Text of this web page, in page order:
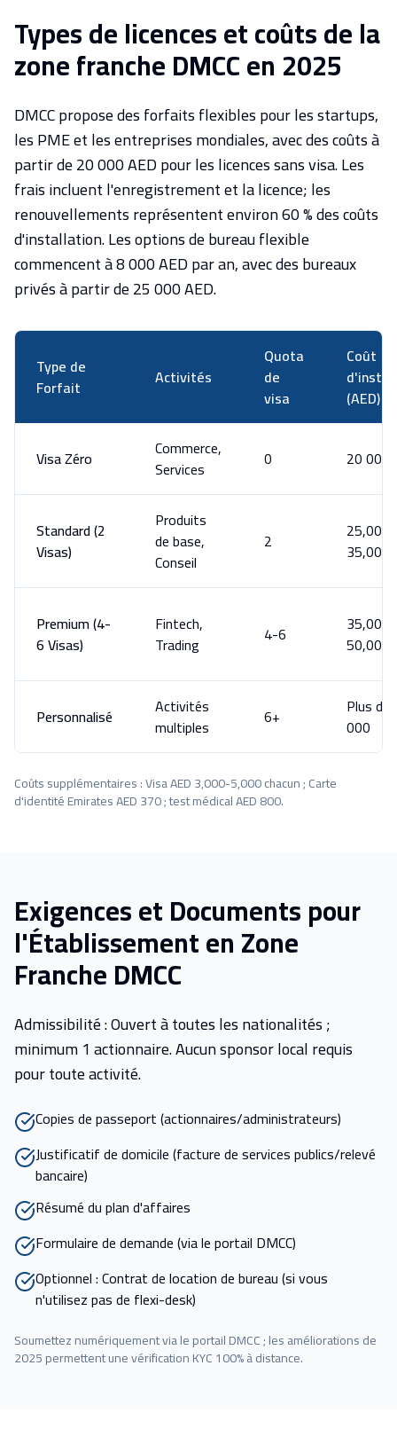
Types de licences et coûts de la
zone franche DMCC en 2025
DMCC propose des forfaits flexibles pour les startups,
les PME et les entreprises mondiales, avec des coûts à
partir de 20 000 AED pour les licences sans visa. Les
frais incluent l'enregistrement et la licence; les
renouvellements représentent environ 60 % des coûts
d'installation. Les options de bureau flexible
commencent à 8 000 AED par an, avec des bureaux
privés à partir de 25 000 AED.
Type de
Forfait
Activités
Quota
de
visa
Coût
(AED)
Visa Zéro
Commerce,
Services
0 20 000
Standard (2
Visas)
Produits
de base,
Conseil
2
25,000-
35,000
Premium (4-
6 Visas)
Fintech,
Trading
4-6
35,000-
50,000
Personnalisé
Activités
multiples
6+
Plus de
000
Coûts supplémentaires : Visa AED 3,000-5,000 chacun ; Carte
d'identité Emirates AED 370 ; test médical AED 800.
Exigences et Documents pour
l'Établissement en Zone
Franche DMCC
Admissibilité : Ouvert à toutes les nationalités ;
minimum 1 actionnaire. Aucun sponsor local requis
pour toute activité.
Copies de passeport (actionnaires/administrateurs)
Justificatif de domicile (facture de services publics/relevé
bancaire)
Résumé du plan d'affaires
Formulaire de demande (via le portail DMCC)
Optionnel : Contrat de location de bureau (si vous
n'utilisez pas de flexi-desk)
Soumettez numériquement via le portail DMCC ; les améliorations de
2025 permettent une vérification KYC 100% à distance.